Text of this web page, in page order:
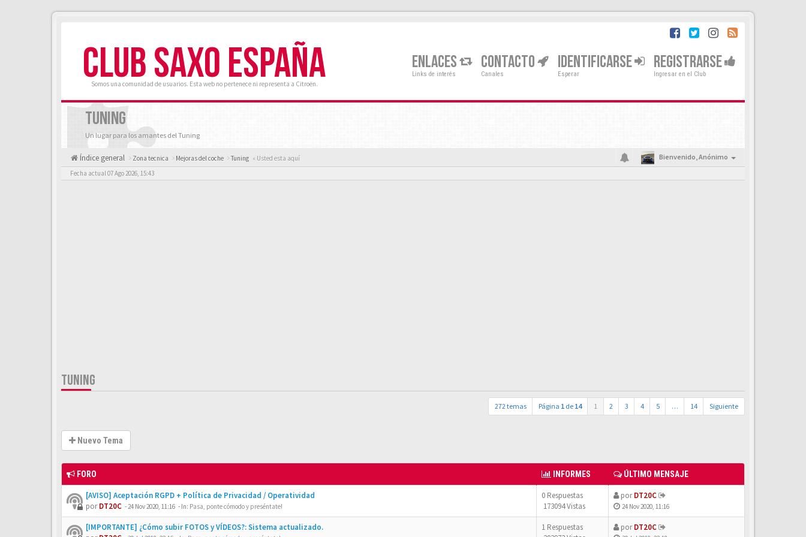
CLUB SAXO ESPAÑA
Somos una comunidad de usuarios. Esta web no pertenece ni representa a Citroën.
ENLACES
Links de interés
CONTACTO
Canales
IDENTIFICARSE
Esperar
REGISTRARSE
Ingresar en el Club
TUNING
Un lugar para los amantes del Tuning
Índice general Zona tecnica Mejoras del coche Tuning « Usted esta aquí Bienvenido,Anónimo
Fecha actual 07 Ago 2026, 15:43
TUNING
272 temas Página 1 de 14 1 2 3 4 5 … 14 Siguiente
Nuevo Tema
FORO INFORMES ÚLTIMO MENSAJE
[AVISO] Aceptación RGPD + Política de Privacidad / Operatividad
porDT20C -24 Nov 2020, 11:16 - In: Pasa, ponte cómodo y preséntate!
0 Respuestas
173094 Vistas
porDT20C
24 Nov 2020, 11:16
[IMPORTANTE] ¿Cómo subir FOTOS y VÍDEOS?: Sistema actualizado.
1 Respuestas
porDT20C